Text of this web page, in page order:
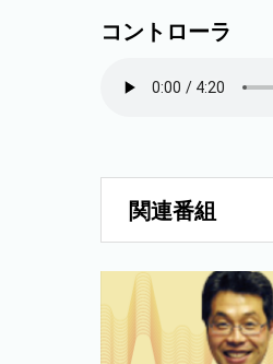
コントローラ
関連番組